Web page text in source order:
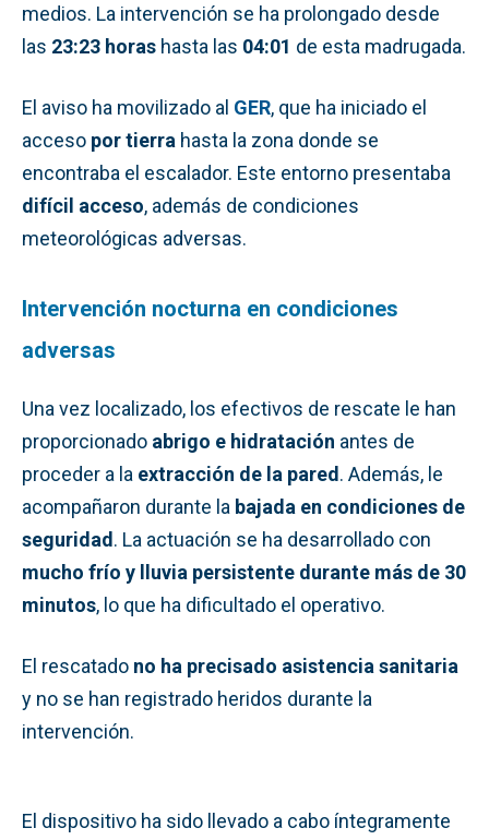
medios. La intervención se ha prolongado desde
las 23:23 horas hasta las 04:01 de esta madrugada.
El aviso ha movilizado al GER, que ha iniciado el
acceso por tierra hasta la zona donde se
encontraba el escalador. Este entorno presentaba
difícil acceso, además de condiciones
meteorológicas adversas.
Intervención nocturna en condiciones
adversas
Una vez localizado, los efectivos de rescate le han
proporcionado abrigo e hidratación antes de
proceder a la extracción de la pared. Además, le
acompañaron durante la bajada en condiciones de
seguridad. La actuación se ha desarrollado con
mucho frío y lluvia persistente durante más de 30
minutos, lo que ha dificultado el operativo.
El rescatado no ha precisado asistencia sanitaria
y no se han registrado heridos durante la
intervención.
El dispositivo ha sido llevado a cabo íntegramente